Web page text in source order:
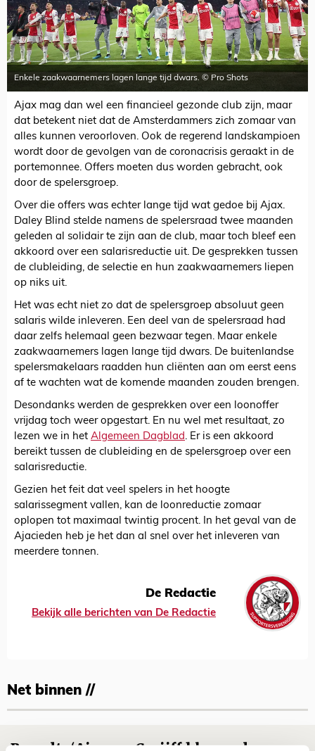
Enkele zaakwaarnemers lagen lange tijd dwars. © Pro Shots
Ajax mag dan wel een financieel gezonde club zijn, maar
dat betekent niet dat de Amsterdammers zich zomaar van
alles kunnen veroorloven. Ook de regerend landskampioen
wordt door de gevolgen van de coronacrisis geraakt in de
portemonnee. Offers moeten dus worden gebracht, ook
door de spelersgroep.
Over die offers was echter lange tijd wat gedoe bij Ajax.
Daley Blind stelde namens de spelersraad twee maanden
geleden al solidair te zijn aan de club, maar toch bleef een
akkoord over een salarisreductie uit. De gesprekken tussen
de clubleiding, de selectie en hun zaakwaarnemers liepen
op niks uit.
Het was echt niet zo dat de spelersgroep absoluut geen
salaris wilde inleveren. Een deel van de spelersraad had
daar zelfs helemaal geen bezwaar tegen. Maar enkele
zaakwaarnemers lagen lange tijd dwars. De buitenlandse
spelersmakelaars raadden hun cliënten aan om eerst eens
af te wachten wat de komende maanden zouden brengen.
Desondanks werden de gesprekken over een loonoffer
vrijdag toch weer opgestart. En nu wel met resultaat, zo
lezen we in het Algemeen Dagblad. Er is een akkoord
bereikt tussen de clubleiding en de spelersgroep over een
salarisreductie.
Gezien het feit dat veel spelers in het hoogte
salarissegment vallen, kan de loonreductie zomaar
oplopen tot maximaal twintig procent. In het geval van de
Ajacieden heb je het dan al snel over het inleveren van
meerdere tonnen.
De Redactie
Bekijk alle berichten van De Redactie
Net binnen //